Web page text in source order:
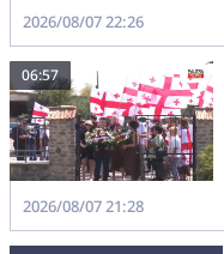
2026/08/07 22:26
06:57
2026/08/07 21:28